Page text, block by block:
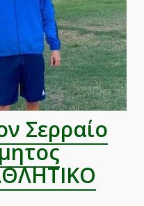
Σερραίο